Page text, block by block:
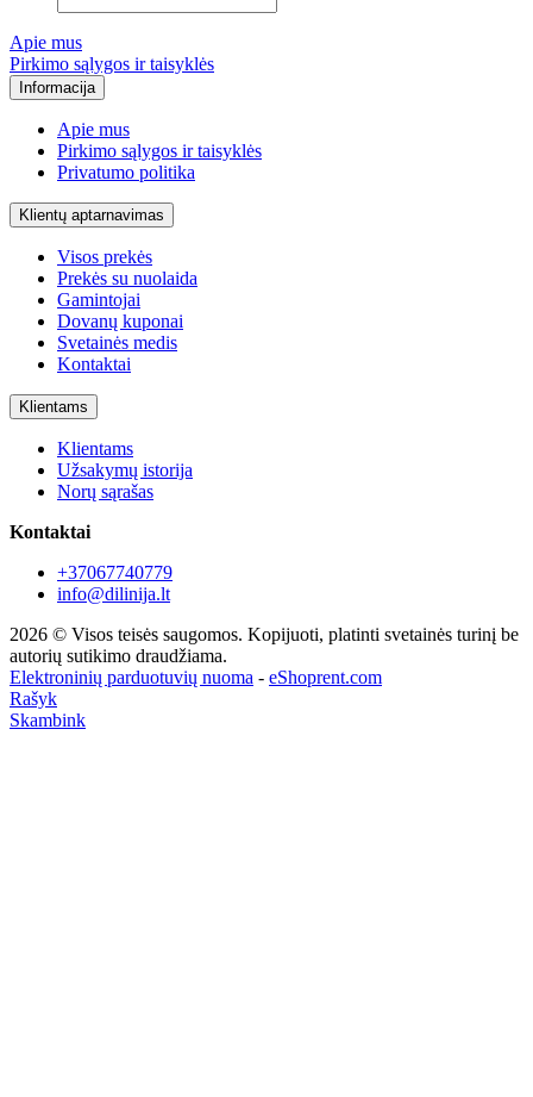
Apie mus
Pirkimo sąlygos ir taisyklės
Informacija
Apie mus
Pirkimo sąlygos ir taisyklės
Privatumo politika
Klientų aptarnavimas
Visos prekės
Prekės su nuolaida
Gamintojai
Dovanų kuponai
Svetainės medis
Kontaktai
Klientams
Klientams
Užsakymų istorija
Norų sąrašas
Kontaktai
+37067740779
info@dilinija.lt
2026 © Visos teisės saugomos. Kopijuoti, platinti svetainės turinį be
autorių sutikimo draudžiama.
Elektroninių parduotuvių nuoma - eShoprent.com
Rašyk
Skambink